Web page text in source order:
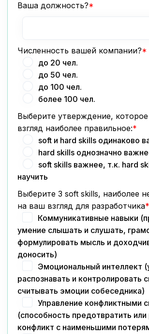
Ваша должность?*
Численность вашей компании?*
до 20 чел.
до 50 чел.
до 100 чел.
более 100 чел.
Выберите утверждение,
взгляд наиболее правильное:*
soft и hard skills одинаково
hard skills однозначно
soft skills важнее, т.к. hard
научить
Выберите 3 soft skills, наиболее
на ваш взгляд для разработчика*
Коммуникативные навыки
умение слышать и слушать,
формулировать мысль и
доносить)
Эмоциональный интеллект
распознавать и контролировать
считывать эмоции собеседника)
Управление конфликтными
(способность предотвратить
конфликт с наименьшими